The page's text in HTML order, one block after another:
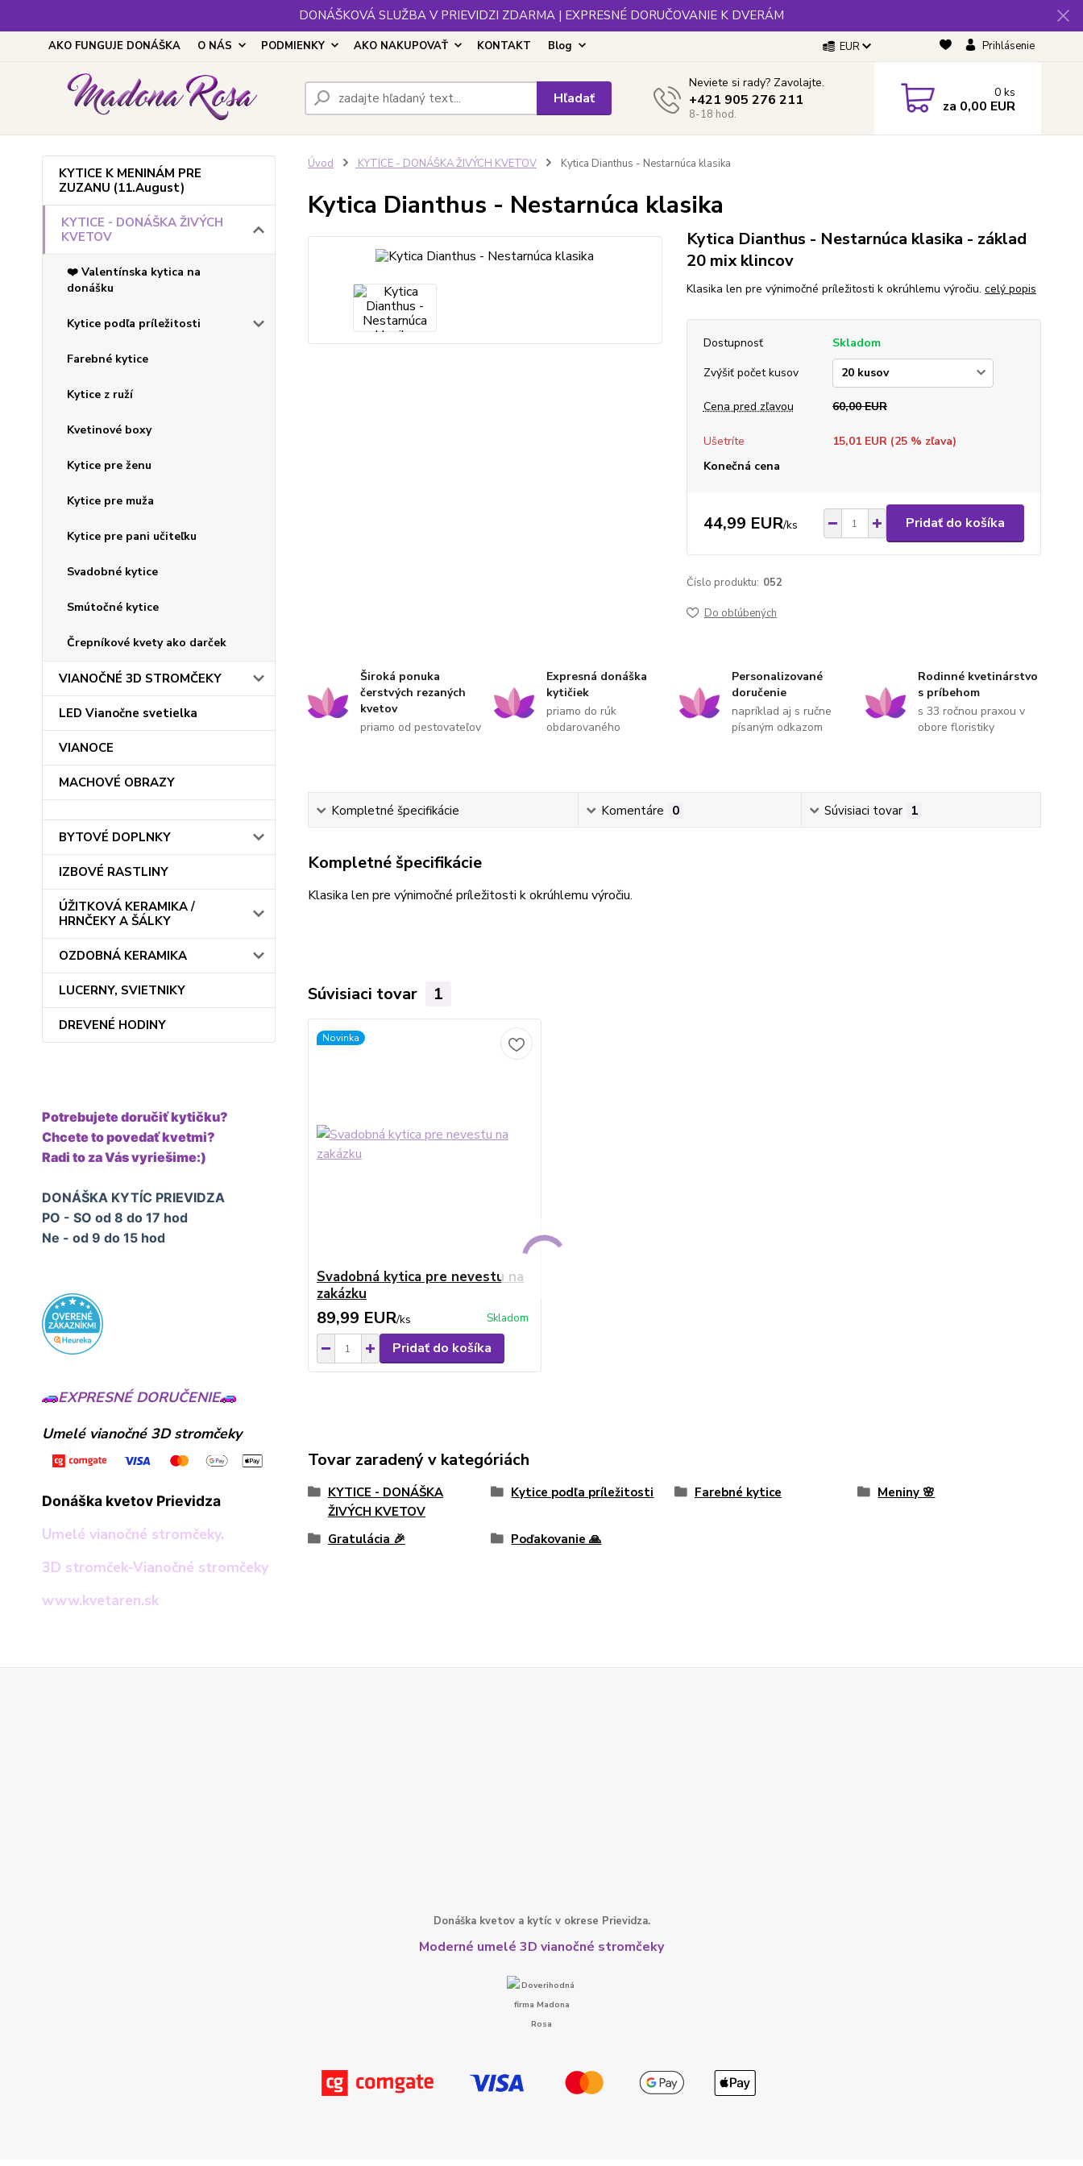
DONÁŠKOVÁ SLUŽBA V PRIEVIDZI ZDARMA | EXPRESNÉ DORUČOVANIE K DVERÁM
AKO FUNGUJE DONÁŠKA O NÁS PODMIENKY AKO NAKUPOVAŤ KONTAKT Blog EUR Prihlásenie
Hľadať
Neviete si rady? Zavolajte.
+421 905 276 211
8-18 hod.
0 ks
za 0,00 EUR
KYTICE K MENINÁM PRE
ZUZANU (11.August)
KYTICE - DONÁŠKA ŽIVÝCH
KVETOV
❤️ Valentínska kytica na
donášku
Kytice podľa príležitosti
Farebné kytice
Kytice z ruží
Kvetinové boxy
Kytice pre ženu
Kytice pre muža
Kytice pre pani učiteľku
Svadobné kytice
Smútočné kytice
Črepníkové kvety ako darček
VIANOČNÉ 3D STROMČEKY
LED Vianočne svetielka
VIANOCE
MACHOVÉ OBRAZY
BYTOVÉ DOPLNKY
IZBOVÉ RASTLINY
ÚŽITKOVÁ KERAMIKA /
HRNČEKY A ŠÁLKY
OZDOBNÁ KERAMIKA
LUCERNY, SVIETNIKY
DREVENÉ HODINY
Potrebujete doručiť kytičku?
Chcete to povedať kvetmi?
Radi to za Vás vyriešime:)
DONÁŠKA KYTÍC PRIEVIDZA
PO - SO od 8 do 17 hod
Ne - od 9 do 15 hod
EXPRESNÉ DORUČENIE
Umelé vianočné 3D stromčeky
Donáška kvetov Prievidza
Umelé vianočné stromčeky.
3D stromček-Vianočné stromčeky
www.kvetaren.sk
Úvod KYTICE - DONÁŠKA ŽIVÝCH KVETOV Kytica Dianthus - Nestarnúca klasika
Kytica Dianthus - Nestarnúca klasika
Kytica Dianthus - Nestarnúca klasika - základ
20 mix klincov
Klasika len pre výnimočné príležitosti k okrúhlemu výročiu. celý popis
Dostupnosť
Skladom
Zvýšiť počet kusov
Cena pred zľavou 60,00 EUR
Ušetríte 15,01 EUR (25% zľava)
Konečná cena
44,99 EUR/ks Pridať do košíka
Číslo produktu: 052
Do obľúbených
Široká ponuka
čerstvých rezaných
kvetov
priamo od pestovateľov
Expresná donáška
kytičiek
priamo do rúk
obdarovaného
Personalizované
doručenie
napríklad aj s ručne
písaným odkazom
Rodinné kvetinárstvo
s príbehom
s 33 ročnou praxou v
obore floristiky
Kompletné špecifikácie Komentáre 0 Súvisiaci tovar 1
Kompletné špecifikácie
Klasika len pre výnimočné príležitosti k okrúhlemu výročiu.
Súvisiaci tovar 1
Novinka
Svadobná kytica pre nevestu na
zakázku
89,99 EUR/ks Skladom
Pridať do košíka
Tovar zaradený v kategóriách
KYTICE - DONÁŠKA
ŽIVÝCH KVETOV
Kytice podľa príležitosti Farebné kytice Meniny 🌸
Gratulácia 🎉 Poďakovanie 🙏
Donáška kvetov a kytíc v okrese Prievidza.
Moderné umelé 3D vianočné stromčeky